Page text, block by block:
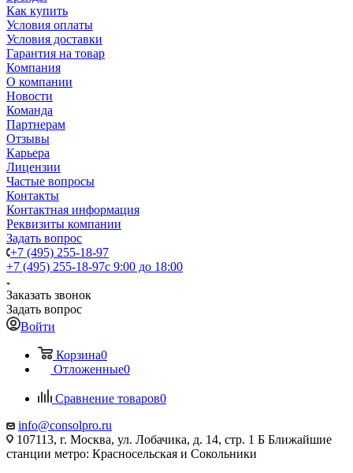
Как купить
Условия оплаты
Условия доставки
Гарантия на товар
Компания
О компании
Новости
Команда
Партнерам
Отзывы
Карьера
Лицензии
Частые вопросы
Контакты
Контактная информация
Реквизиты компании
Задать вопрос
+7 (495) 255-18-97
+7 (495) 255-18-97с 9:00 до 18:00
Заказать звонок
Задать вопрос
Войти
Корзина0
Отложенные0
Сравнение товаров0
info@consolpro.ru
107113, г. Москва, ул. Лобачика, д. 14, стр. 1 Б Ближайшие
станции метро: Красносельская и Сокольники